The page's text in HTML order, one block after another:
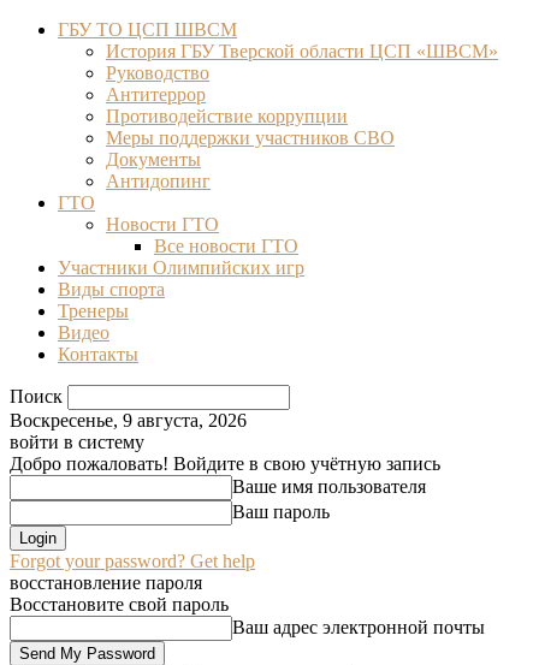
ГБУ ТО ЦСП ШВСМ
История ГБУ Тверской области ЦСП «ШВСМ»
Руководство
Антитеррор
Противодействие коррупции
Меры поддержки участников СВО
Документы
Антидопинг
ГТО
Новости ГТО
Все новости ГТО
Участники Олимпийских игр
Виды спорта
Тренеры
Видео
Контакты
Поиск
Воскресенье, 9 августа, 2026
войти в систему
Добро пожаловать! Войдите в свою учётную запись
Ваше имя пользователя
Ваш пароль
Forgot your password? Get help
восстановление пароля
Восстановите свой пароль
Ваш адрес электронной почты